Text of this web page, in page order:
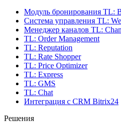
Модуль бронирования TL:
Система управления TL:
Менеджер каналов TL:
TL: Order Management
TL: Reputation
TL: Rate Shopper
TL: Price Optimizer
TL: Express
TL: GMS
TL: Chat
Интеграция с CRM Bitrix24
Решения